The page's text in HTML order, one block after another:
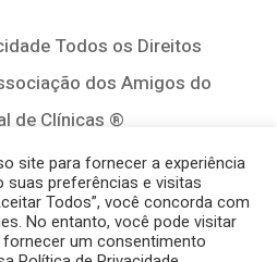
Todos os Direitos
dos Amigos do
de Clínicas ®
Jr, 320 – Alto da Glória,
Curitiba / PR
site para fornecer a experiência
suas preferências e visitas
Todos”, você concorda com
No entanto, você pode visitar
um consentimento